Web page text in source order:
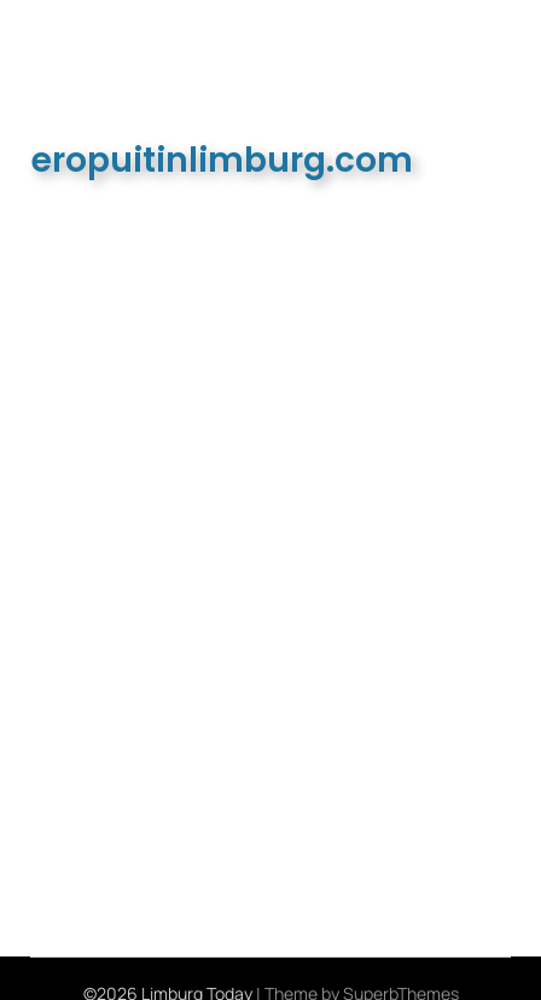
eropuitinlimburg.com
©2026 Limburg Today | Theme bySuperbThemes